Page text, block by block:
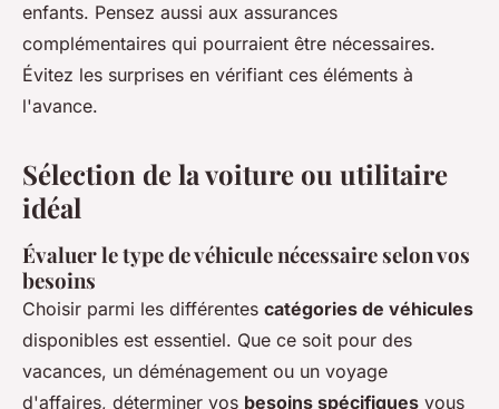
enfants. Pensez aussi aux assurances
complémentaires qui pourraient être nécessaires.
Évitez les surprises en vérifiant ces éléments à
l'avance.
Sélection de la voiture ou utilitaire
idéal
Évaluer le type de véhicule nécessaire selon vos
besoins
Choisir parmi les différentes catégories de véhicules
disponibles est essentiel. Que ce soit pour des
vacances, un déménagement ou un voyage
d'affaires, déterminer vos besoins spécifiques vous